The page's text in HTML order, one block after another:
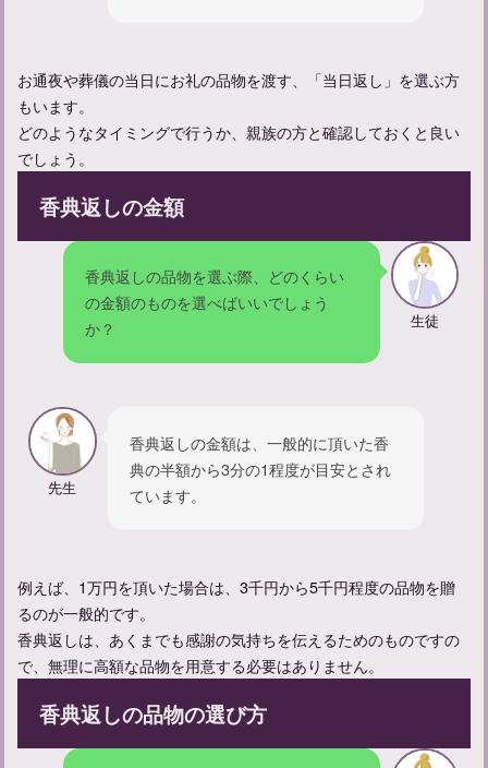
【忌中神社参拝してしまった】忌中のルールについて紹介
【不幸があった人への声かけ】友達にかける言葉の例文を紹介
お通夜や葬儀の当日にお礼の品物を渡す、「当日返し」を選ぶ方
もいます。
どのようなタイミングで行うか、親族の方と確認しておくと良い
でしょう。
香典返しの金額
香典返しの品物を選ぶ際、どのくらい
の金額のものを選べばいいでしょう
か？
生徒
先生
香典返しの金額は、一般的に頂いた香
典の半額から3分の1程度が目安とされ
ています。
例えば、1万円を頂いた場合は、3千円から5千円程度の品物を贈
るのが一般的です。
香典返しは、あくまでも感謝の気持ちを伝えるためのものですの
で、無理に高額な品物を用意する必要はありません。
香典返しの品物の選び方